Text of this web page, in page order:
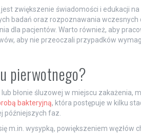
zwiększenie świadomości i edukacji
badań oraz rozpoznawania wczesnych
dla pacjentów. Warto również, aby
aby nie przeoczali przypadków
pierwotnego?
błonie śluzowej w miejscu zakażenia,
bakteryjną, która postępuje w kilku
późniejszych faz.
m.in. wysypką, powiększeniem węzłów